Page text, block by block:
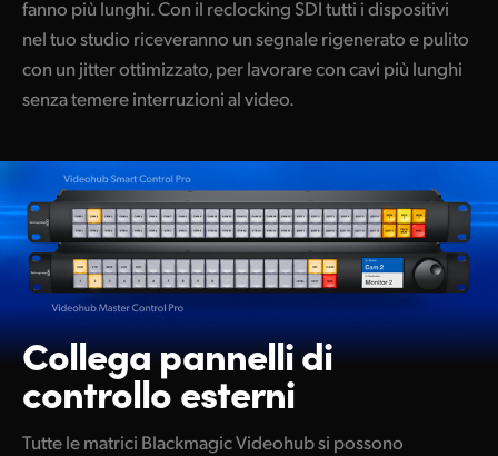
fanno più lunghi. Con il reclocking SDI tutti i dispositivi
nel tuo studio riceveranno un segnale rigenerato e pulito
con un jitter ottimizzato, per lavorare con cavi più lunghi
senza temere interruzioni al video.
Collega pannellidi
controllo esterni
Tutte le matrici Blackmagic Videohub si possono